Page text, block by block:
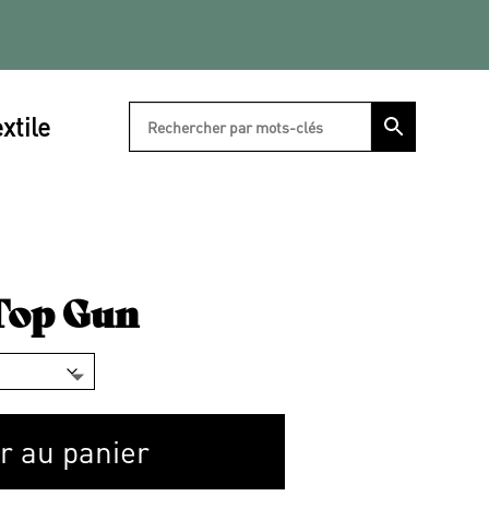
Gun
au panier